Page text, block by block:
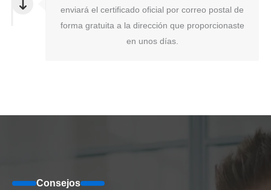
enviará el certificado oficial por correo postal de
forma gratuita a la dirección que proporcionaste
en unos días.
Consejos